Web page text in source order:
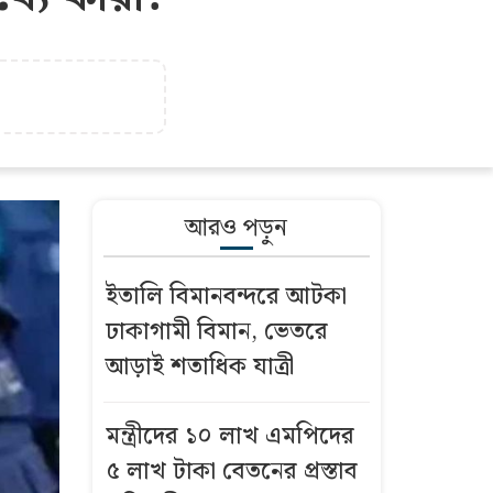
আরও পড়ুন
ইতালি বিমানবন্দরে আটকা
ঢাকাগামী বিমান, ভেতরে
আড়াই শতাধিক যাত্রী
মন্ত্রীদের ১০ লাখ এমপিদের
৫ লাখ টাকা বেতনের প্রস্তাব